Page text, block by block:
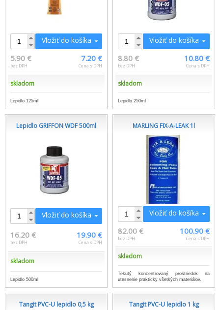
Vložiť do košíka
5.90 €
bez DPH
7.20 €
Cena s DPH
skladom
Lepidlo 125ml
Vložiť do košíka
8.80 €
bez DPH
10.80 €
Cena s DPH
skladom
Lepidlo 250ml
Lepidlo GRIFFON WDF 500ml
Vložiť do košíka
16.20 €
bez DPH
19.90 €
Cena s DPH
skladom
Lepidlo 500ml
MARLING FIX-A-LEAK 1l
Vložiť do košíka
82.00 €
bez DPH
100.90 €
Cena s DPH
skladom
Tekutý koncentrovaný prostriedok na
utesnenie prakticky všetkých materiálov.
Tangit PVC-U lepidlo 0,5 kg Tangit PVC-U lepidlo 1 kg